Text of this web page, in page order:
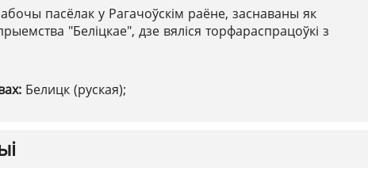
пасёлак у Рагачоўскім раёне, заснаваны як
"Беліцкае", дзе вяліся торфараспрацоўкі з
Белицк (руская);